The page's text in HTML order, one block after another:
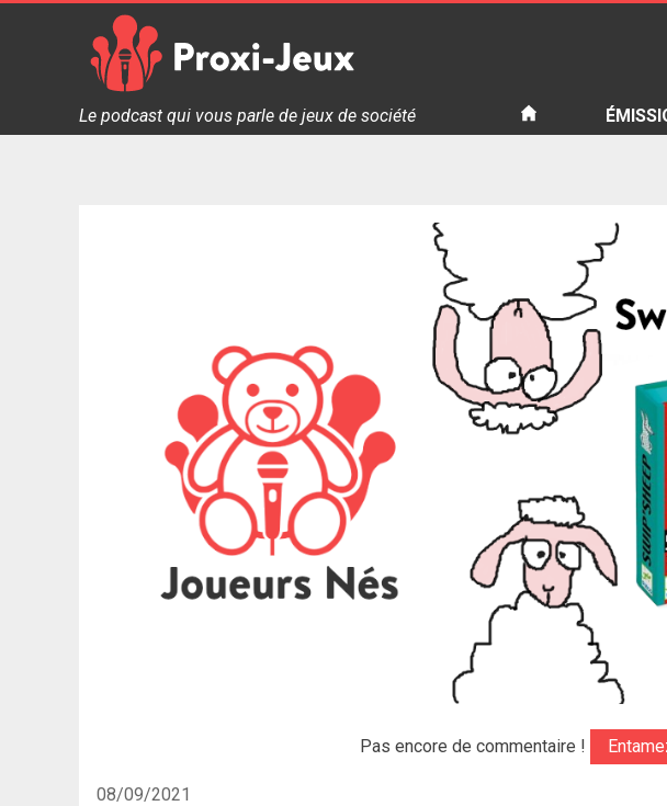
Proxi Jeux - Le podcast qui vous parle de jeux de société
Le podcast qui vous parle de jeux de société
Pas encore de commentaire !
08/09/2021